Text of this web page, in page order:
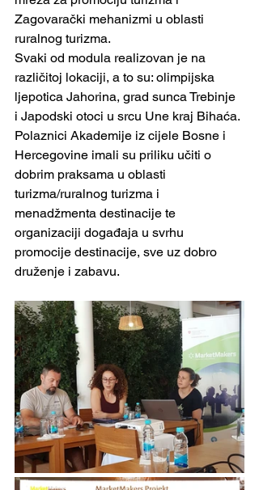
Zagovarački mehanizmi u oblasti
ruralnog turizma.
Svaki od modula realizovan je na
različitoj lokaciji, a to su: olimpijska
ljepotica Jahorina, grad sunca Trebinje
i Japodski otoci u srcu Une kraj Bihaća.
Polaznici Akademije iz cijele Bosne i
Hercegovine imali su priliku učiti o
dobrim praksama u oblasti
turizma/ruralnog turizma i
menadžmenta destinacije te
organizaciji događaja u svrhu
promocije destinacije, sve uz dobro
druženje i zabavu.